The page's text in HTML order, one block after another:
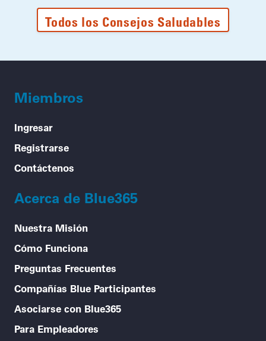
Todos los Consejos Saludables
Miembros
Ingresar
Registrarse
Contáctenos
Acerca de Blue365
Nuestra Misión
Cómo Funciona
Preguntas Frecuentes
Compañías Blue Participantes
Asociarse con Blue365
Para Empleadores